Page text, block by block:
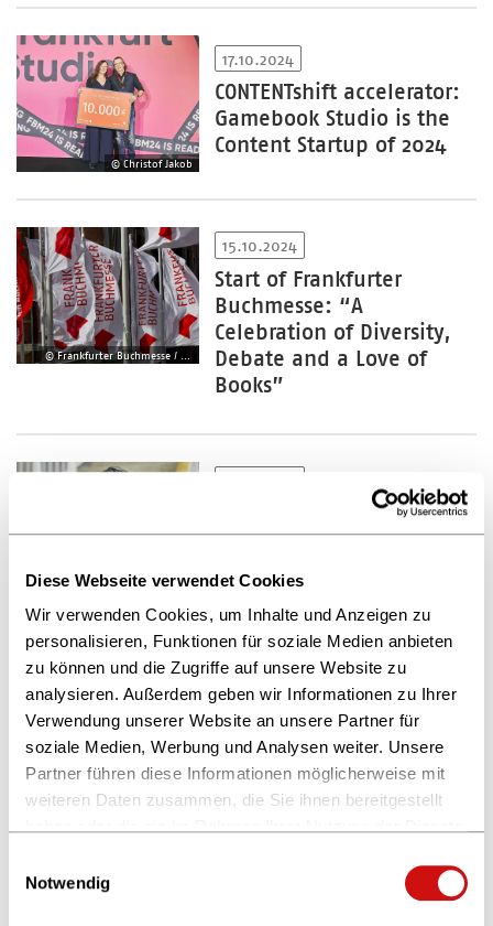
Diese Webseite verwendet Cookies
Wir verwenden Cookies, um Inhalte und Anzeigen zu
personalisieren, Funktionen für soziale Medien anbieten
zu können und die Zugriffe auf unsere Website zu
analysieren. Außerdem geben wir Informationen zu Ihrer
Verwendung unserer Website an unsere Partner für
soziale Medien, Werbung und Analysen weiter. Unsere
Partner führen diese Informationen möglicherweise mit
weiteren Daten zusammen, die Sie ihnen bereitgestellt
Weitere Informationen finden Sie in unserer
Notwendig
© Christof Jakob
17.10.2024
CONTENTshift accelerator:
Gamebook Studio is the
Content Startup of 2024
15.10.2024
Start of Frankfurter
Buchmesse: “A
Celebration of Diversity,
Debate and a Love of
Books”
© Christof Jakob
Hefter receives the
German Book Prize 2024
wie geht es dir?” (“Hey
Good Morning, How Are
You?)
08.10.2024
German Book Prize 2024:
discover the shortlist –
experience the award